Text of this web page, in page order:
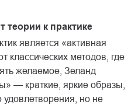
теории к практике
является «активная
классических методов, где
желаемое, Зеланд
— краткие, яркие образы,
но не